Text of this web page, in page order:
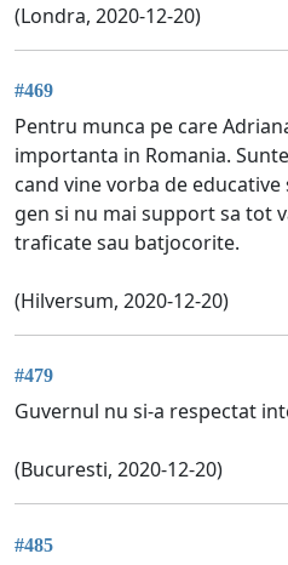
(Londra, 2020-12-20)
#469
Pentru munca pe care
importanta in Romania.
cand vine vorba de
gen si nu mai support sa tot
traficate sau batjocorite.
(Hilversum, 2020-12-20)
#479
Guvernul nu si-a respectat
(Bucuresti, 2020-12-20)
#485